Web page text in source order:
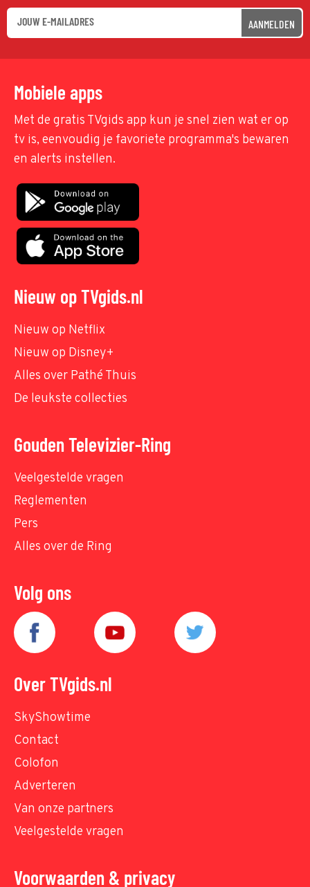
AANMELDEN
Mobiele apps
Met de gratis TVgids app kun je snel zien wat er op
tv is, eenvoudig je favoriete programma's bewaren
en alerts instellen.
Nieuw op TVgids.nl
Nieuw op Netflix
Nieuw op Disney+
Alles over Pathé Thuis
De leukste collecties
Gouden Televizier-Ring
Veelgestelde vragen
Reglementen
Pers
Alles over de Ring
Volg ons
Over TVgids.nl
SkyShowtime
Contact
Colofon
Adverteren
Van onze partners
Veelgestelde vragen
Voorwaarden & privacy